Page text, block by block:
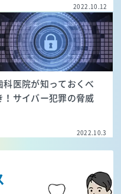
2022.10.12
科医院が知っておくべ
！サイバー犯罪の脅威
2022.10.3